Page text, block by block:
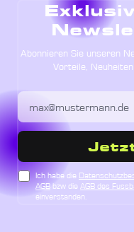
Abonnieren Sie unseren
Vorteile,
Ich habe die
AGB bzw die AGB des
einverstanden.